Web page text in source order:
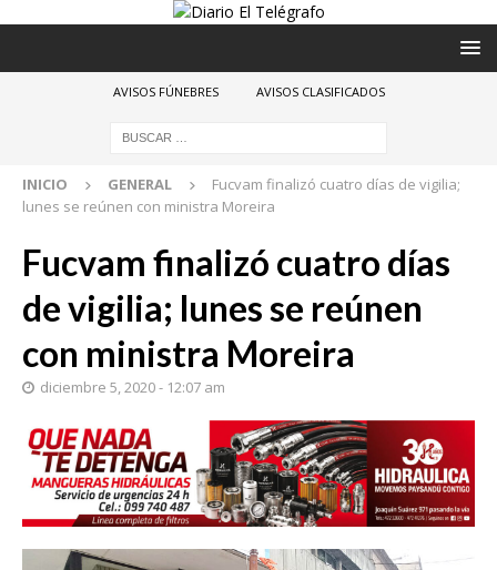
AVISOS FÚNEBRES AVISOS CLASIFICADOS
INICIO GENERAL
Fucvam finalizó cuatro días de vigilia;
lunes se reúnen con ministra Moreira
Fucvam finalizó cuatro días
de vigilia; lunes se reúnen
con ministra Moreira
diciembre 5, 2020 - 12:07 am